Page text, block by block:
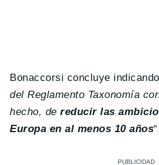
Bonaccorsi concluye
del Reglamento Taxonomía
hecho, de reducir las
Europa en al menos 10 años